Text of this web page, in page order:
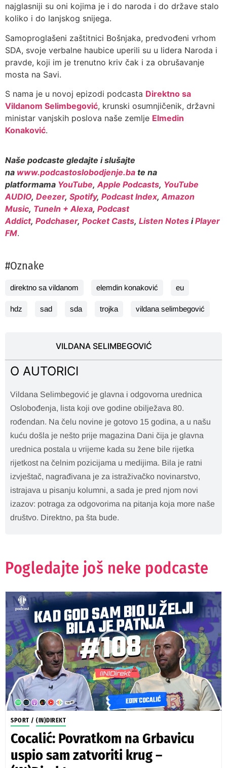
najglasniji su oni kojima je i do naroda i do države stalo
koliko i do lanjskog snijega.
Samoproglašeni zaštitnici Bošnjaka, predvođeni vrhom
SDA, svoje verbalne haubice uperili su u lidera Naroda i
pravde, koji im je trenutno kriv čak i za obrušavanje
mosta na Savi.
S nama je u novoj epizodi podcasta Direktno sa
Vildanom Selimbegović, krunski osumnjičenik, državni
ministar vanjskih poslova naše zemlje Elmedin
Konaković.
Naše podcaste gledajte i slušajte
na www.podcastoslobodjenje.ba te na
platformama YouTube, Apple Podcasts, YouTube
AUDIO, Deezer, Spotify, Podcast Index, Amazon
Music, TuneIn + Alexa, Podcast
Addict, Podchaser, Pocket Casts, Listen Notes iPlayer
FM.
#Oznake
direktno sa vildanom elemdin konaković eu
hdz sad sda trojka vildana selimbegović
VILDANA SELIMBEGOVIĆ
O AUTORICI
Vildana Selimbegović je glavna i odgovorna urednica
Oslobođenja, lista koji ove godine obilježava 80.
rođendan. Na čelu novine je gotovo 15 godina, a u našu
kuću došla je nešto prije magazina Dani čija je glavna
urednica postala u vrijeme kada su žene bile rijetka
rijetkost na čelnim pozicijama u medijima. Bila je ratni
izvještač, nagrađivana je za istraživačko novinarstvo,
istrajava u pisanju kolumni, a sada je pred njom novi
izazov: potraga za odgovorima na pitanja koja more naše
društvo. Direktno, pa šta bude.
Pogledajte još neke podcaste
SPORT / (IN)DIREKT
Cocalić: Povratkom na Grbavicu
uspio sam zatvoriti krug –